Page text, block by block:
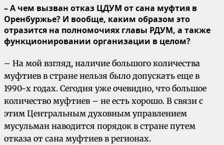
– А чем вызван отказ ЦДУМ от сана муфтия в
Оренбуржье? И вообще, каким образом это
отразится на полномочиях главы РДУМ, а также
функционировании организации в целом?
– На мой взгляд, наличие большого количества
муфтиев в стране нельзя было допускать еще в
1990-х годах. Сегодня уже очевидно, что большое
количество муфтиев – не есть хорошо. В связи с
этим Центральным духовным управлением
мусульман наводится порядок в стране путем
отказа от сана муфтиев в регионах.